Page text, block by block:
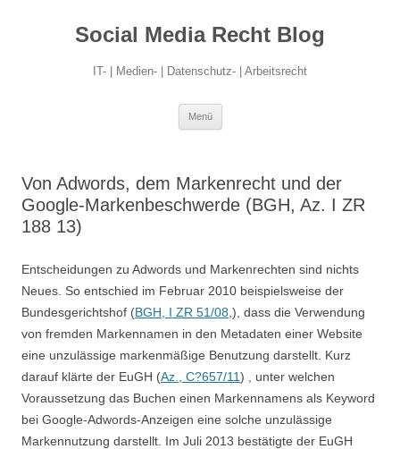
Social Media Recht Blog
IT- | Medien- | Datenschutz- | Arbeitsrecht
Menü
Von Adwords, dem Markenrecht und der
Google-Markenbeschwerde (BGH, Az. I ZR
188 13)
Entscheidungen zu Adwords und Markenrechten sind nichts
Neues. So entschied im Februar 2010 beispielsweise der
Bundesgerichtshof (BGH, I ZR 51/08 ,), dass die Verwendung
von fremden Markennamen in den Metadaten einer Website
eine unzulässige markenmäßige Benutzung darstellt. Kurz
darauf klärte der EuGH (Az., C?657/11) , unter welchen
Voraussetzung das Buchen einen Markennamens als Keyword
bei Google-Adwords-Anzeigen eine solche unzulässige
Markennutzung darstellt. Im Juli 2013 bestätigte der EuGH